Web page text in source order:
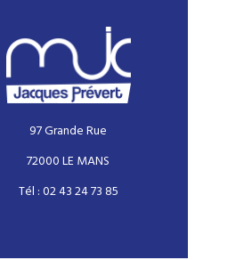
97 Grande Rue
72000 LE MANS
Tél : 02 43 24 73 85